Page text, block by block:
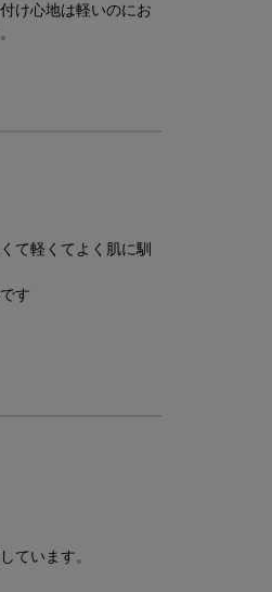
け心地は軽いのにお
て軽くてよく肌に馴
す
ています。